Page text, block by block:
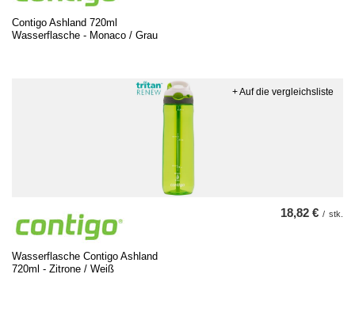
Contigo Ashland 720ml
Wasserflasche - Monaco / Grau
Wasserflasche Contigo Ashland
720ml - Zitrone / Weiß
18,82 € / stk.
+ Auf die vergleichsliste